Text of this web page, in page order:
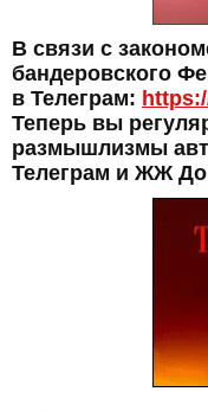
В связи с
бандеровского
в Телеграм:
Теперь вы
размышлизмы
Телеграм и ЖЖ До